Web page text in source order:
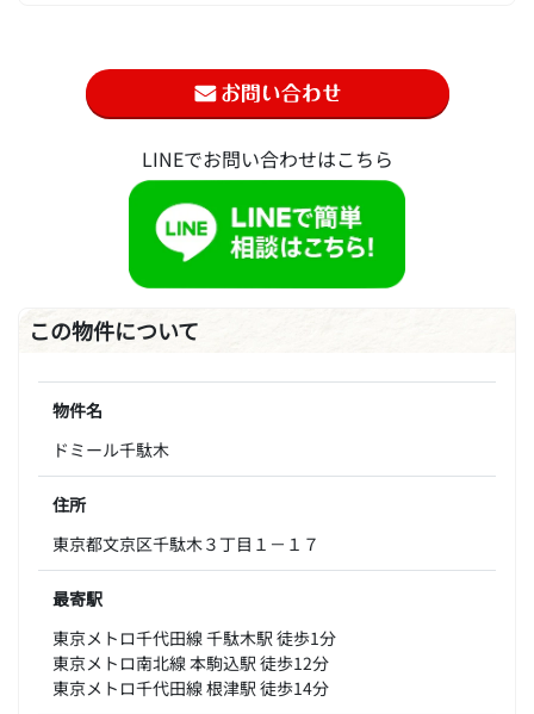
LINEでお問い合わせはこちら
この物件について
物件名
ドミール千駄木
住所
東京都文京区千駄木３丁目１－１７
最寄駅
東京メトロ千代田線 千駄木駅 徒歩1分
東京メトロ南北線 本駒込駅 徒歩12分
東京メトロ千代田線 根津駅 徒歩14分